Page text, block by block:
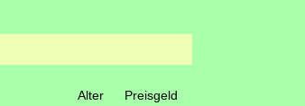
Alter Preisgeld